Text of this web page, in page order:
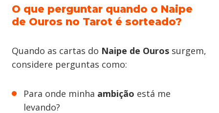
O que perguntar quando o Naipe
de Ouros no Tarot é sorteado?
Quando as cartas do Naipe de Ouros surgem,
considere perguntas como:
Para onde minha ambição está me
levando?